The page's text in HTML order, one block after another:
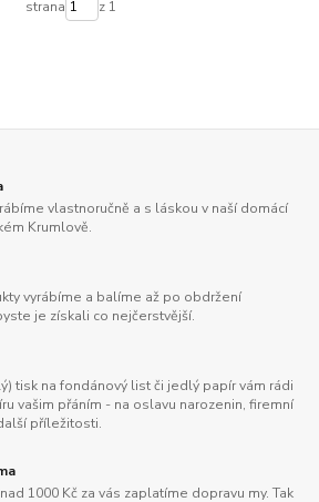
strana z 1
vlastnoručně a s láskou v naší domácí
Krumlově.
vyrábíme a balíme až po obdržení
je získali co nejčerstvější.
tisk na fondánový list či jedlý papír vám rádi
vašim přáním - na oslavu narozenin, firemní
příležitosti.
1000 Kč za vás zaplatíme dopravu my. Tak